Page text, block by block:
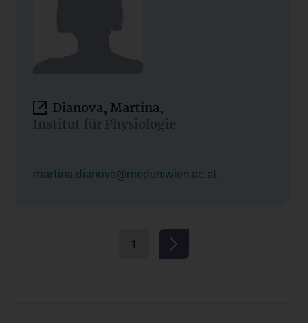
Dianova, Martina,
Institut für Physiologie
martina.dianova@meduniwien.ac.at
1